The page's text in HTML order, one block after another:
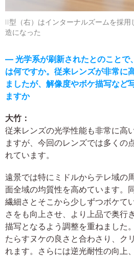
II型（右）はインターナルズームを採
造になった
― 光学系が刷新されたとのことで
は何ですか。従来レンズが非常に
ましたが、解像度やボケ描写など
ますか
大竹：
従来レンズの光学性能も非常に高
ますが、今回のレンズでは多くの
れています。
遠景では特にミドルからテレ域の
面全域の均質性を高めています。
繊細さとそこから少しずつボケて
さをも向上させ、より上品で奥行
描写となるよう調整を重ねました
たらすヌケの良さと合わさり、ク
れます。さらには逆光耐性の向上